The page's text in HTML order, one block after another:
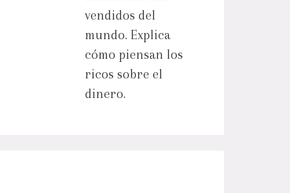
vendidos del
mundo. Explica
cómo piensan los
ricos sobre el
dinero.